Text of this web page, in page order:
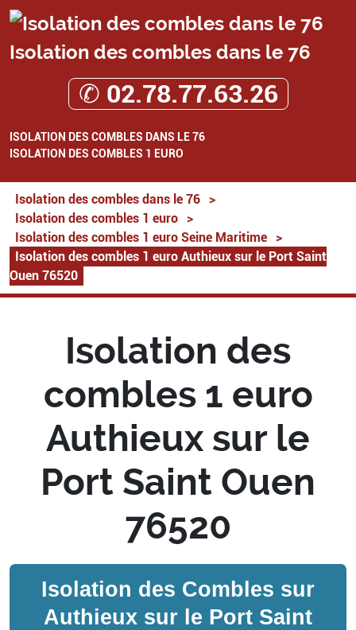
Isolation des combles dans le 76
✆ 02.78.77.63.26
ISOLATION DES COMBLES DANS LE 76
ISOLATION DES COMBLES 1 EURO
Isolation des combles dans le 76
>
Isolation des combles 1 euro
>
Isolation des combles 1 euro Seine Maritime
>
Isolation des combles 1 euro Authieux sur le Port Saint
Ouen 76520
Isolation des
combles 1 euro
Authieux sur le
Port Saint Ouen
76520
Isolation des Combles sur
Authieux sur le Port Saint